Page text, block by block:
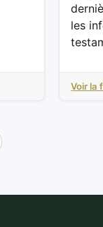
les
Voir la